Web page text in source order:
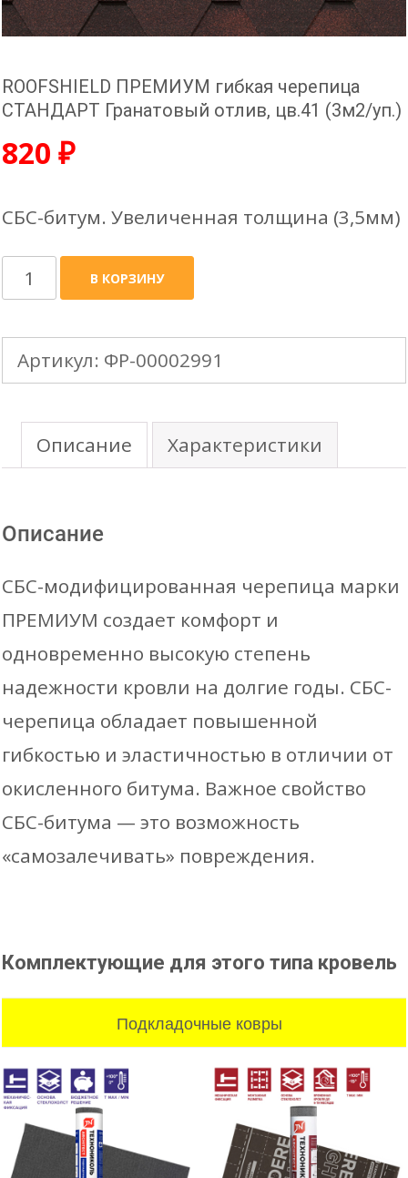
ROOFSHIELD ПРЕМИУМ гибкая черепица
СТАНДАРТ Гранатовый отлив, цв.41 (3м2/уп.)
820 ₽
СБС-битум. Увеличенная толщина (3,5мм)
Количество
товара
ROOFSHIELD
ПРЕМИУМ
черепица
СТАНДАРТ
отлив,
цв.41
(3м2/
В КОРЗИНУ
Артикул: ФР-00002991
Описание Характеристики
Описание
СБС-модифицированная черепица марки
ПРЕМИУМ создает комфорт и
одновременно высокую степень
надежности кровли на долгие годы. СБС-
черепица обладает повышенной
гибкостью и эластичностью в отличии от
окисленного битума. Важное свойство
СБС-битума — это возможность
«самозалечивать» повреждения.
Комплектующие для этого типа кровель
Подкладочные ковры